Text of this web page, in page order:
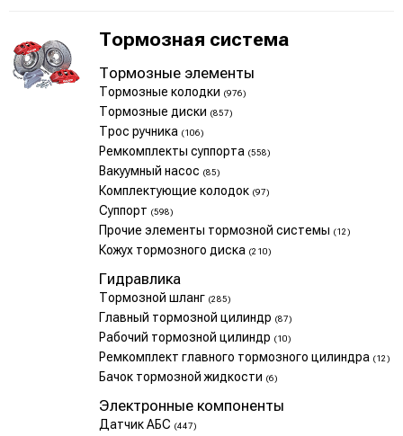
Тормозная система
Тормозные элементы
Тормозные колодки (976)
Тормозные диски (857)
Трос ручника (106)
Ремкомплекты суппорта (558)
Вакуумный насос (85)
Комплектующие колодок (97)
Суппорт (598)
Прочие элементы тормозной системы (12)
Кожух тормозного диска (210)
Гидравлика
Тормозной шланг (285)
Главный тормозной цилиндр (87)
Рабочий тормозной цилиндр (10)
Ремкомплект главного тормозного цилиндра (12)
Бачок тормозной жидкости (6)
Электронные компоненты
Датчик АБС (447)